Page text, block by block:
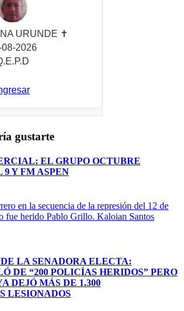
gustarte
EL GRUPO OCTUBRE
Y FM ASPEN
LA SENADORA ELECTA:
DE “200 POLICÍAS HERIDOS” PERO
DEJÓ MÁS DE 1.300
LESIONADOS